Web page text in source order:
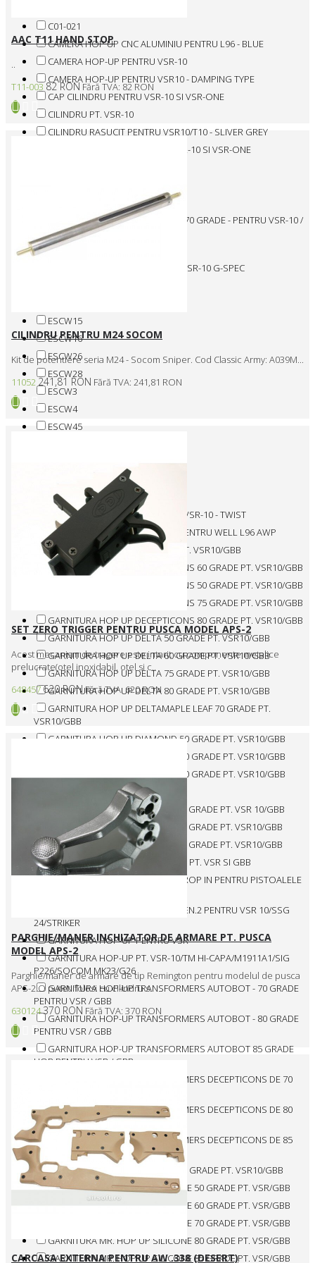
C01-021
CAMERA HOP UP CNC ALUMINIU PENTRU L96 - BLUE
CAMERA HOP-UP PENTRU VSR-10
CAMERA HOP-UP PENTRU VSR10 - DAMPING TYPE
CAP CILINDRU PENTRU VSR-10 SI VSR-ONE
CILINDRU PT. VSR-10
CILINDRU RASUCIT PENTRU VSR10/T10 - SLIVER GREY
CILINDRU TEFLONAT PENTRU VSR-10 SI VSR-ONE
DECEPTICONS HOP UP RUBBER -70 GRADE - PENTRU VSR-10 /
GBB
DISTANTIATOR - PRO
DISTANTIATOR PENTRU TEAVA - VSR-10 G-SPEC
ESCW15
ESCW16
ESCW26
ESCW28
ESCW3
ESCW4
ESCW45
FLAT NUB - XXL
FLUTED OUTER BARREL PENTRU VSR-10 - TWIST
GARNITURA HOP UP 70 GRADE PENTRU WELL L96 AWP
GARNITURA HOP UP 75 GRADE PT. VSR10/GBB
GARNITURA HOP UP DECEPTICONS 60 GRADE PT. VSR10/GBB
GARNITURA HOP UP DECEPTICONS 50 GRADE PT. VSR10/GBB
GARNITURA HOP UP DECEPTICONS 75 GRADE PT. VSR10/GBB
GARNITURA HOP UP DECEPTICONS 80 GRADE PT. VSR10/GBB
GARNITURA HOP UP DELTA 50 GRADE PT. VSR10/GBB
GARNITURA HOP UP DELTA 60 GRADE PT. VSR10/GBB
GARNITURA HOP UP DELTA 75 GRADE PT. VSR10/GBB
GARNITURA HOP UP DELTA 80 GRADE PT. VSR10/GBB
GARNITURA HOP UP DELTAMAPLE LEAF 70 GRADE PT.
VSR10/GBB
GARNITURA HOP UP DIAMOND 50 GRADE PT. VSR10/GBB
GARNITURA HOP UP DIAMOND 70 GRADE PT. VSR10/GBB
GARNITURA HOP UP DIAMOND 80 GRADE PT. VSR10/GBB
GARNITURA HOP UP PENTRU L96
GARNITURA HOP UP WONDER 70 GRADE PT. VSR 10/GBB
GARNITURA HOP UP WONDER 80 GRADE PT. VSR10/GBB
GARNITURA HOP UP WONDER 60 GRADE PT. VSR10/GBB
GARNITURA HOP-UP - 50 GRADE - PT. VSR SI GBB
GARNITURA HOP-UP MATRIX-X DROP IN PENTRU PISTOALELE
GARNITURA HOP-UP MATRIX-X GEN.2 PENTRU VSR 10/SSG
24/STRIKER
GARNITURA HOP-UP PENTRU VSR
GARNITURA HOP-UP PT. VSR-10/TM HI-CAPA/M1911A1/SIG
P226/SOCOM MK23/G26
GARNITURA HOP-UP TRANSFORMERS AUTOBOT - 70 GRADE
PENTRU VSR / GBB
GARNITURA HOP-UP TRANSFORMERS AUTOBOT - 80 GRADE
PENTRU VSR / GBB
GARNITURA HOP-UP TRANSFORMERS AUTOBOT 85 GRADE
HOP PENTRU VSR / GBB
GARNITURA HOP-UP TRANSFORMERS DECEPTICONS DE 70
GARNITURA HOP-UP TRANSFORMERS DECEPTICONS DE 80
GRADE PENTRU VSR / GBB
GARNITURA HOP-UP TRANSFORMERS DECEPTICONS DE 85
GRADE PENTRU VSR / GBB
GARNITURA HOP-UP WONDER 50 GRADE PT. VSR10/GBB
GARNITURA MR. HOP UP SILICONE 50 GRADE PT. VSR/GBB
GARNITURA MR. HOP UP SILICONE 60 GRADE PT. VSR/GBB
GARNITURA MR. HOP UP SILICONE 70 GRADE PT. VSR/GBB
GARNITURA MR. HOP UP SILICONE 80 GRADE PT. VSR/GBB
GARNITURA MR. HOP UP SILICONE 85 GRADE PT. VSR/GBB
AAC T11 HAND STOP
..
T11-003 82 RON Fără TVA: 82 RON
CILINDRU PENTRU M24 SOCOM
Kit de potentiere seria M24 - Socom Sniper. Cod Classic Army: A039M...
11052241,81 RON Fără TVA: 241,81 RON
SET ZERO TRIGGER PENTRU PUSCA MODEL APS-2
Acest mecanism de tragere este intarit cu componente metalice
prelucrate(otel inoxidabil, otel si c..
648457620 RON Fără TVA: 620 RON
PARGHIE/MANER INCHIZATOR DE ARMARE PT. PUSCA
MODEL APS-2
Parghie/maner de armare de tip Remington pentru modelul de pusca
APS-2.O puteti folosi cu cilindru s..
630124370 RON Fără TVA: 370 RON
CARCASA EXTERNA PENTRU AW .338 (DESERT)